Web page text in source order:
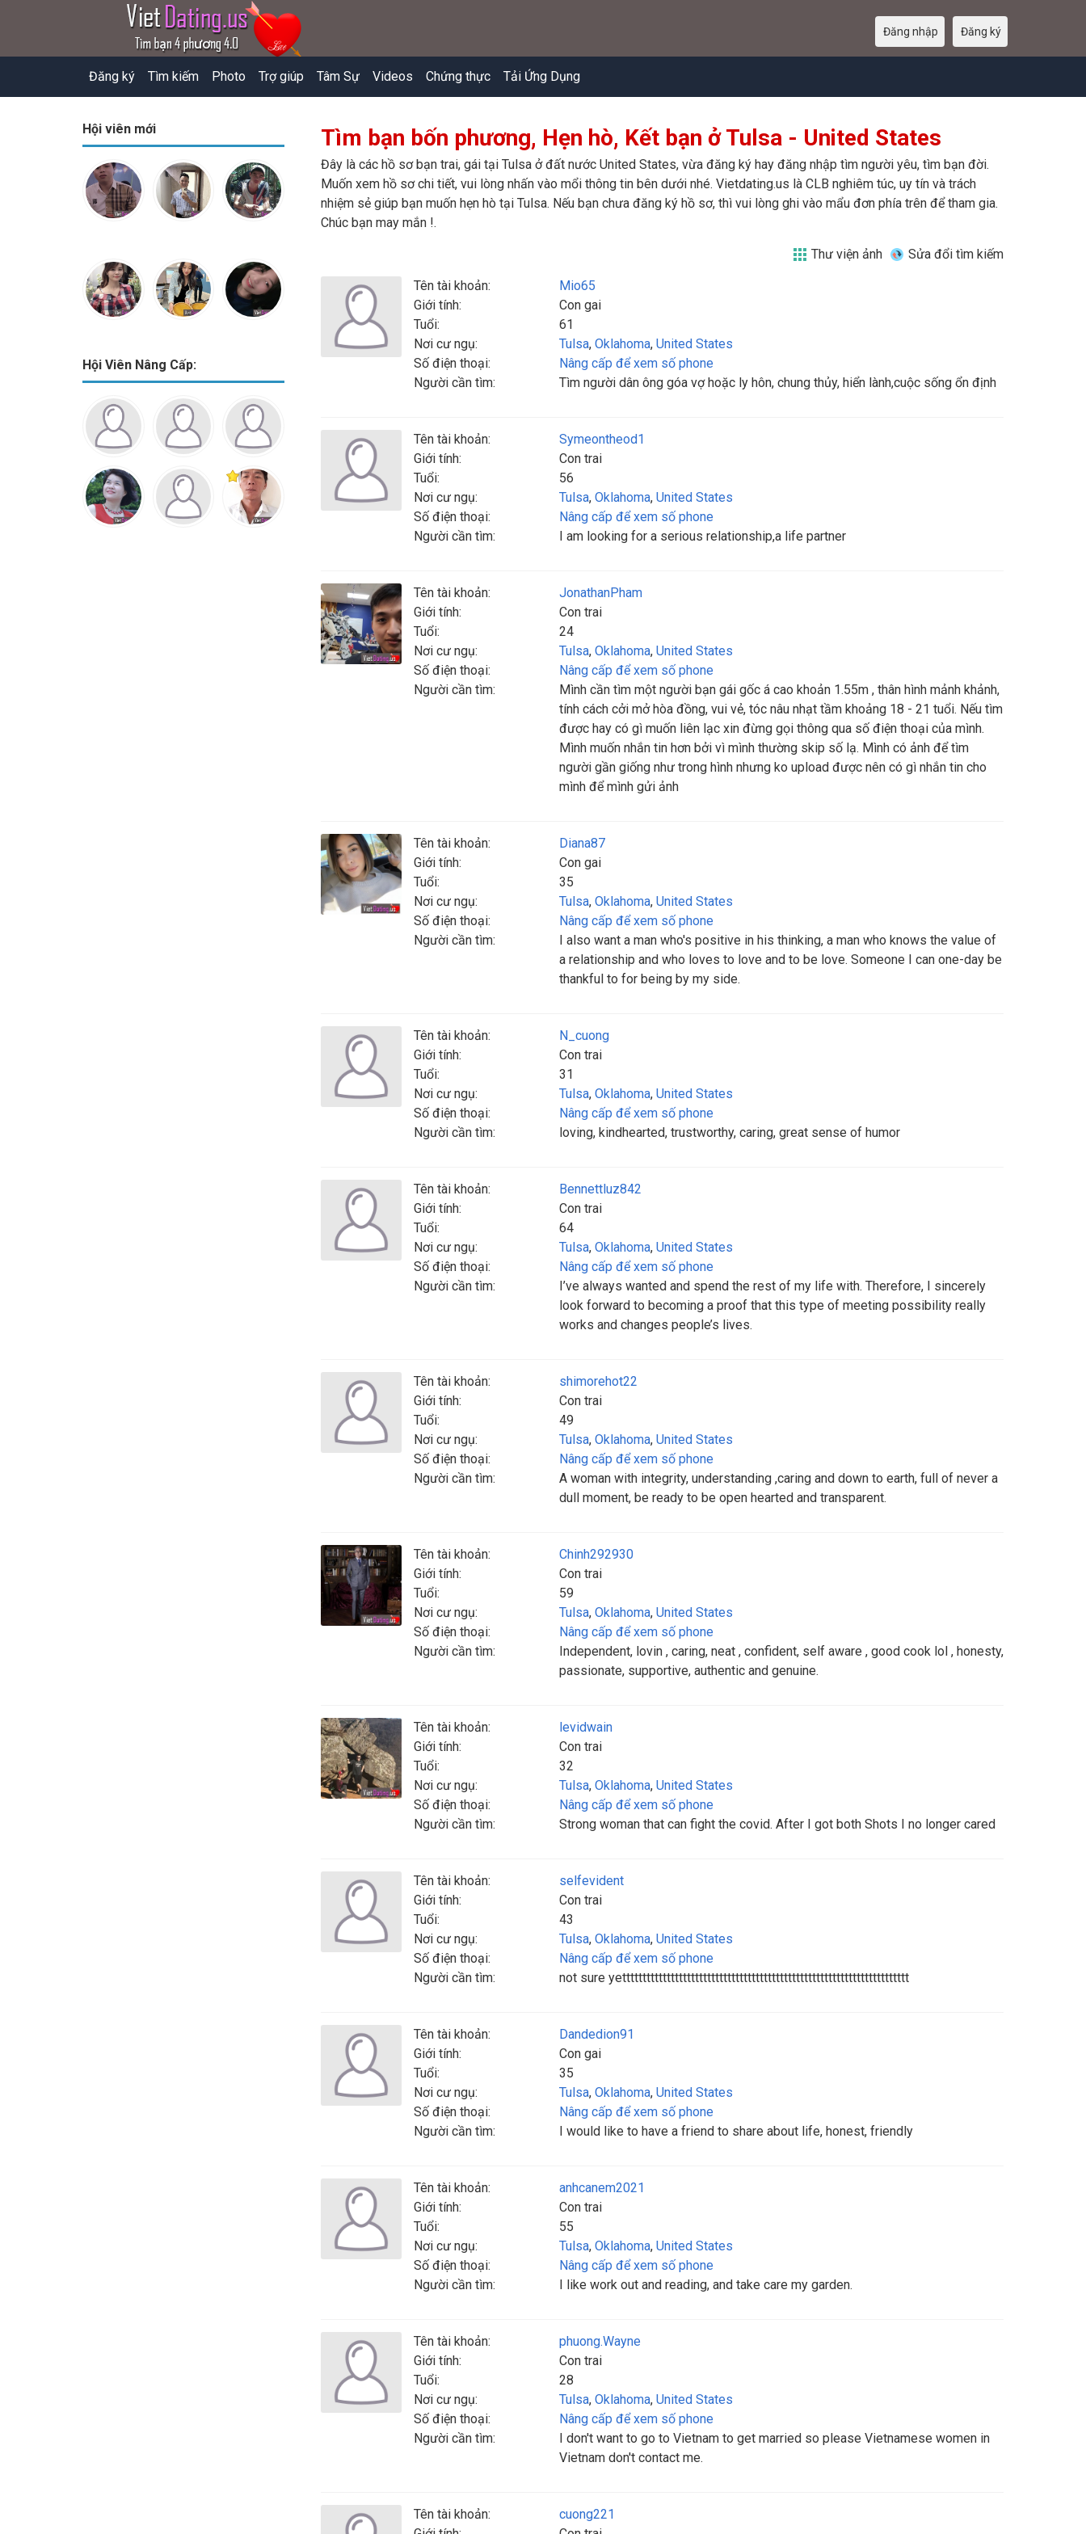
Đăng ký Tìm kiếm Photo Trợ giúp Tâm Sự Videos Chứng thực Tải Ứng Dụng
Đăng nhập Đăng ký
Hội viên mới
Hội Viên Nâng Cấp:
Tìm bạn bốn phương, Hẹn hò, Kết bạn ở Tulsa - United States
Đây là các hồ sơ bạn trai, gái tại Tulsa ở đất nước United States, vừa đăng ký hay đăng nhập tìm người yêu, tìm bạn đời.
Muốn xem hồ sơ chi tiết, vui lòng nhấn vào mổi thông tin bên dưới nhé. Vietdating.us là CLB nghiêm túc, uy tín và trách
nhiệm sẻ giúp bạn muốn hẹn hò tại Tulsa. Nếu bạn chưa đăng ký hồ sơ, thì vui lòng ghi vào mẩu đơn phía trên để tham gia.
Chúc bạn may mắn !.
Thư viện ảnh Sửa đổi tìm kiếm
Tên tài khoản:
Mio65
Giới tính:
Con gai
Tuổi:
61
Nơi cư ngụ:
Tulsa, Oklahoma, United States
Số điện thoại:
Nâng cấp để xem số phone
Người cần tìm:
Tìm người dân ông góa vợ hoặc ly hôn, chung thủy, hiển lành,cuộc sống ổn định
Tên tài khoản:
Symeontheod1
Giới tính:
Con trai
Tuổi:
56
Nơi cư ngụ:
Tulsa, Oklahoma, United States
Số điện thoại:
Nâng cấp để xem số phone
Người cần tìm:
I am looking for a serious relationship,a life partner
Tên tài khoản:
JonathanPham
Giới tính:
Con trai
Tuổi:
24
Nơi cư ngụ:
Tulsa, Oklahoma, United States
Số điện thoại:
Nâng cấp để xem số phone
Người cần tìm:
Mình cần tìm một người bạn gái gốc á cao khoản 1.55m , thân hình mảnh khảnh,
tính cách cởi mở hòa đồng, vui vẻ, tóc nâu nhạt tầm khoảng 18 - 21 tuổi. Nếu tìm
được hay có gì muốn liên lạc xin đừng gọi thông qua số điện thoại của mình.
Mình muốn nhắn tin hơn bởi vì mình thường skip số lạ. Mình có ảnh để tìm
người gần giống như trong hình nhưng ko upload được nên có gì nhắn tin cho
mình để mình gửi ảnh
Tên tài khoản:
Diana87
Giới tính:
Con gai
Tuổi:
35
Nơi cư ngụ:
Tulsa, Oklahoma, United States
Số điện thoại:
Nâng cấp để xem số phone
Người cần tìm:
I also want a man who's positive in his thinking, a man who knows the value of
a relationship and who loves to love and to be love. Someone I can one-day be
thankful to for being by my side.
Tên tài khoản:
N_cuong
Giới tính:
Con trai
Tuổi:
31
Nơi cư ngụ:
Tulsa, Oklahoma, United States
Số điện thoại:
Nâng cấp để xem số phone
Người cần tìm:
loving, kindhearted, trustworthy, caring, great sense of humor
Tên tài khoản:
Bennettluz842
Giới tính:
Con trai
Tuổi:
64
Nơi cư ngụ:
Tulsa, Oklahoma, United States
Số điện thoại:
Nâng cấp để xem số phone
Người cần tìm:
I’ve always wanted and spend the rest of my life with. Therefore, I sincerely
look forward to becoming a proof that this type of meeting possibility really
works and changes people’s lives.
Tên tài khoản:
shimorehot22
Giới tính:
Con trai
Tuổi:
49
Nơi cư ngụ:
Tulsa, Oklahoma, United States
Số điện thoại:
Nâng cấp để xem số phone
Người cần tìm:
A woman with integrity, understanding ,caring and down to earth, full of never a
dull moment, be ready to be open hearted and transparent.
Tên tài khoản:
Chinh292930
Giới tính:
Con trai
Tuổi:
59
Nơi cư ngụ:
Tulsa, Oklahoma, United States
Số điện thoại:
Nâng cấp để xem số phone
Người cần tìm:
Independent, lovin , caring, neat , confident, self aware , good cook lol , honesty,
passionate, supportive, authentic and genuine.
Tên tài khoản:
levidwain
Giới tính:
Con trai
Tuổi:
32
Nơi cư ngụ:
Tulsa, Oklahoma, United States
Số điện thoại:
Nâng cấp để xem số phone
Người cần tìm:
Strong woman that can fight the covid. After I got both Shots I no longer cared
Tên tài khoản:
selfevident
Giới tính:
Con trai
Tuổi:
43
Nơi cư ngụ:
Tulsa, Oklahoma, United States
Số điện thoại:
Nâng cấp để xem số phone
Người cần tìm:
not sure yettttttttttttttttttttttttttttttttttttttttttttttttttttttttttttttttttttttt
Tên tài khoản:
Dandedion91
Giới tính:
Con gai
Tuổi:
35
Nơi cư ngụ:
Tulsa, Oklahoma, United States
Số điện thoại:
Nâng cấp để xem số phone
Người cần tìm:
I would like to have a friend to share about life, honest, friendly
Tên tài khoản:
anhcanem2021
Giới tính:
Con trai
Tuổi:
55
Nơi cư ngụ:
Tulsa, Oklahoma, United States
Số điện thoại:
Nâng cấp để xem số phone
Người cần tìm:
I like work out and reading, and take care my garden.
Tên tài khoản:
phuong.Wayne
Giới tính:
Con trai
Tuổi:
28
Nơi cư ngụ:
Tulsa, Oklahoma, United States
Số điện thoại:
Nâng cấp để xem số phone
Người cần tìm:
I don't want to go to Vietnam to get married so please Vietnamese women in
Vietnam don't contact me.
Tên tài khoản:
cuong221